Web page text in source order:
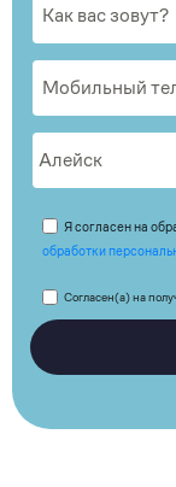
Я согласен на
обработки
Согласен(а) на